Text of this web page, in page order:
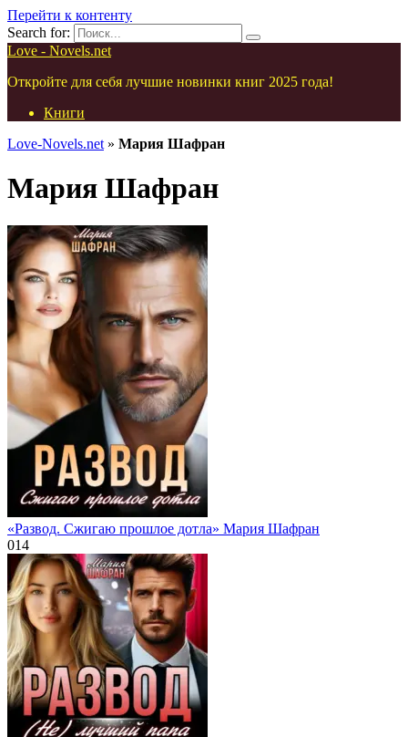
Перейти к контенту
Search for:
Love - Novels.net
Откройте для себя лучшие новинки книг 2025 года!
Книги
Love-Novels.net » Мария Шафран
Мария Шафран
«Развод. Сжигаю прошлое дотла» Мария Шафран
014